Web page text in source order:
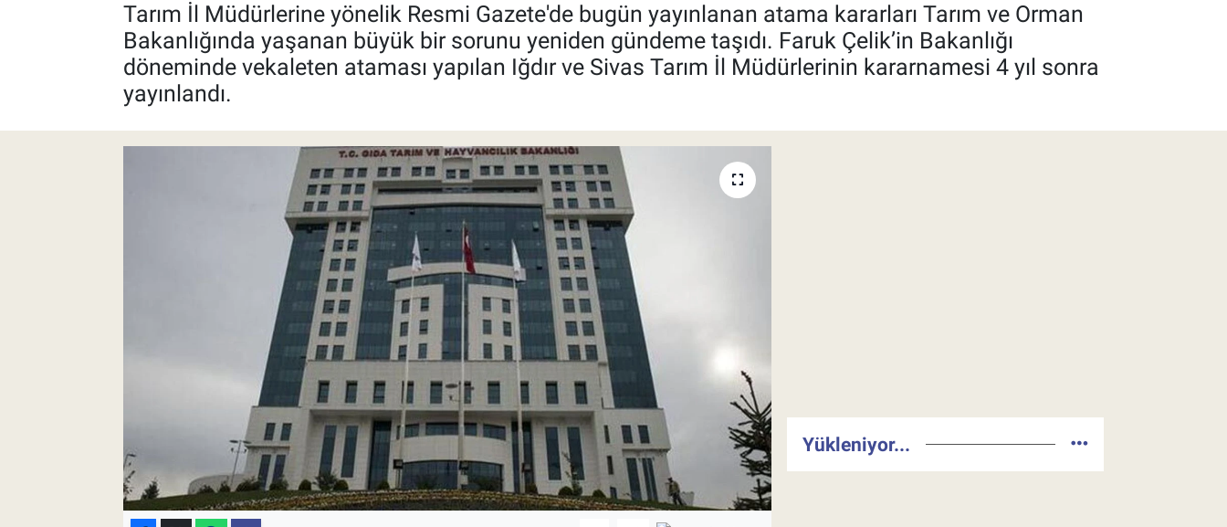
Tarım İl Müdürlerine yönelik Resmi Gazete'de bugün yayınlanan atama kararları Tarım ve Orman
Bakanlığında yaşanan büyük bir sorunu yeniden gündeme taşıdı. Faruk Çelik’in Bakanlığı
döneminde vekaleten ataması yapılan Iğdır ve Sivas Tarım İl Müdürlerinin kararnamesi 4 yıl sonra
yayınlandı.
Yükleniyor...
Tarım Kredi Kooperatifleri
Pankobirlik